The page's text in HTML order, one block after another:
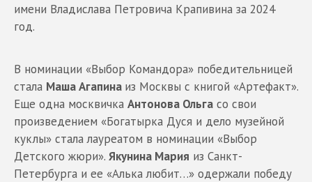
имени Владислава Петровича Крапивина за 2024
год.
В номинации «Выбор Командора» победительницей
стала Маша Агапина из Москвы с книгой «Артефакт».
Еще одна москвичка Антонова Ольга со свои
произведением «Богатырка Дуся и дело музейной
куклы» стала лауреатом в номинации «Выбор
Детского жюри». Якунина Мария из Санкт-
Петербурга и ее «Алька любит…» одержали победу